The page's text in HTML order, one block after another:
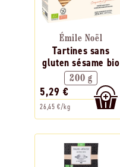
Émile Noël
Tartines sans
gluten sésame bio
200 g
5,29 €
26,45 €/kg